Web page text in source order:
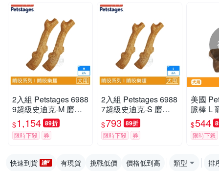
2入組 Petstages 6988
9超級史迪克-M 磨牙
潔齒 天然木頭香 狗狗
潔牙玩具 狗玩具 全犬
適用
$1,154 89折
限時下殺 券
2入組 Petstages 6988
7超級史迪克-S 磨牙
潔齒 天然木頭香 狗狗
潔牙玩具 狗玩具 全犬
適用
$793 89折
限時下殺 券
美國
脈棒 L
啃咬
安全 寵
$544
限時下殺
快速到貨 有現貨 挑戰低價 價格低到高 類型 排